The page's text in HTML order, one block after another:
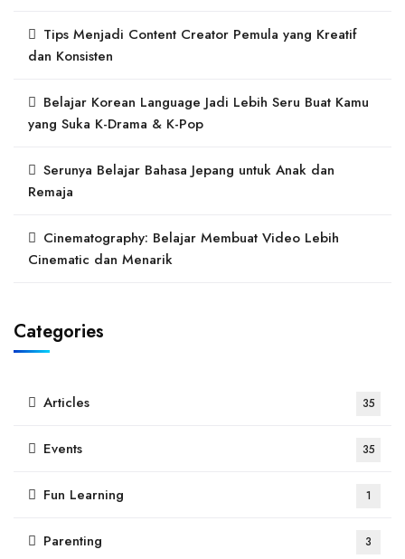
Tips Menjadi Content Creator Pemula yang Kreatif
dan Konsisten
Belajar Korean Language Jadi Lebih Seru Buat Kamu
yang Suka K-Drama & K-Pop
Serunya Belajar Bahasa Jepang untuk Anak dan
Remaja
Cinematography: Belajar Membuat Video Lebih
Cinematic dan Menarik
Categories
Articles 35
Events 35
Fun Learning 1
Parenting 3